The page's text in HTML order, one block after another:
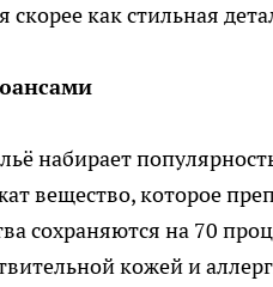
как стильная
набирает
вещество, которое
сохраняются на 70
кожей и